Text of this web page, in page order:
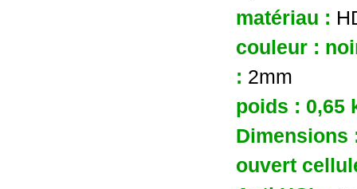
matériau :
couleur :
: 2mm
poids : 0,65
ouvert